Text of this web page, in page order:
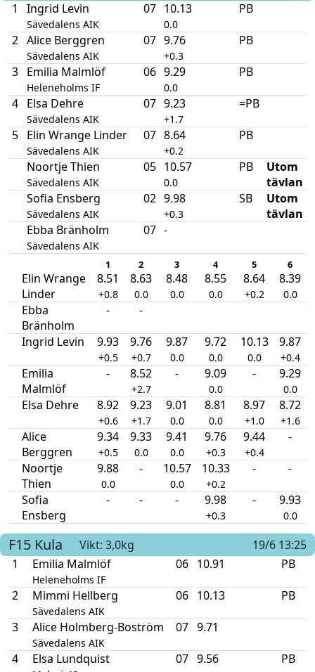
1
Ingrid Levin
Sävedalens AIK
07 10.13
0.0
PB
2 Alice Berggren
Sävedalens AIK
07 9.76
+0.3
PB
3 Emilia Malmlöf
Heleneholms IF
06 9.29
0.0
PB
4 Elsa Dehre
Sävedalens AIK
07 9.23
+1.7
=PB
5 Elin Wrange Linder
Sävedalens AIK
07 8.64
+0.2
PB
Noortje Thien
Sävedalens AIK
05 10.57
0.0
PB
Utom
tävlan
Sofia Ensberg
Sävedalens AIK
02 9.98
+0.3
SB
Utom
tävlan
Ebba Bränholm
Sävedalens AIK
07 -
1 2 3 4 5 6
Elin Wrange
Linder
8.51
+0.8
8.63
0.0
8.48
0.0
8.55
0.0
8.64
+0.2
8.39
0.0
Ebba
Bränholm
- -
Ingrid Levin 9.93
+0.5
9.76
+0.7
9.87
0.0
9.72
0.0
10.13
0.0
9.87
+0.4
Emilia
Malmlöf
- 8.52
+2.7
- 9.09
0.0
- 9.29
0.0
Elsa Dehre 8.92
+0.6
9.23
+1.7
9.01
0.0
8.81
0.0
8.97
+1.0
8.72
+1.6
Alice
Berggren
9.34
+0.5
9.33
0.0
9.41
0.0
9.76
+0.3
9.44
+0.4
-
Noortje
Thien
9.88
0.0
- 10.57
0.0
10.33
+0.2
- -
Sofia
Ensberg
- - - 9.98
+0.3
- 9.93
0.0
F15 Kula Vikt: 3,0kg
19/6 13:25
1
Emilia Malmlöf
Heleneholms IF
06 10.91 PB
2 Mimmi Hellberg
Sävedalens AIK
06 10.13 PB
3 Alice Holmberg-Boström
Sävedalens AIK
07 9.71
4 Elsa Lundquist 07 9.56 PB